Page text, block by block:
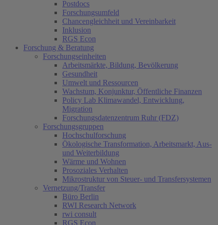
Postdocs
Forschungsumfeld
Chancengleichheit und Vereinbarkeit
Inklusion
RGS Econ
Forschung & Beratung
Forschungseinheiten
Arbeitsmärkte, Bildung, Bevölkerung
Gesundheit
Umwelt und Ressourcen
Wachstum, Konjunktur, Öffentliche Finanzen
Policy Lab Klimawandel, Entwicklung,
Migration
Forschungsdatenzentrum Ruhr (FDZ)
Forschungsgruppen
Hochschulforschung
Ökologische Transformation, Arbeitsmarkt, Aus-
und Weiterbildung
Wärme und Wohnen
Prosoziales Verhalten
Mikrostruktur von Steuer- und Transfersystemen
Vernetzung/Transfer
Büro Berlin
RWI Research Network
rwi consult
RGS Econ